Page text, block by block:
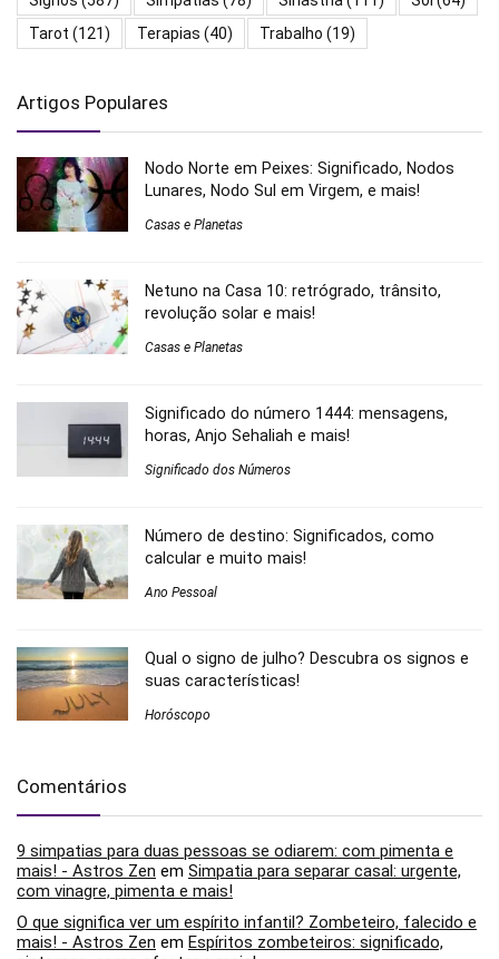
Tarot (121) Terapias (40) Trabalho (19)
Artigos Populares
Nodo Norte em Peixes: Significado, Nodos
Lunares, Nodo Sul em Virgem, e mais!
Casas e Planetas
Netuno na Casa 10: retrógrado, trânsito,
revolução solar e mais!
Casas e Planetas
Significado do número 1444: mensagens,
horas, Anjo Sehaliah e mais!
Significado dos Números
Número de destino: Significados, como
calcular e muito mais!
Ano Pessoal
Qual o signo de julho? Descubra os signos e
suas características!
Horóscopo
Comentários
9 simpatias para duas pessoas se odiarem: com pimenta e
mais! - Astros Zen em Simpatia para separar casal: urgente,
com vinagre, pimenta e mais!
O que significa ver um espírito infantil? Zombeteiro, falecido e
mais! - Astros Zen em Espíritos zombeteiros: significado,